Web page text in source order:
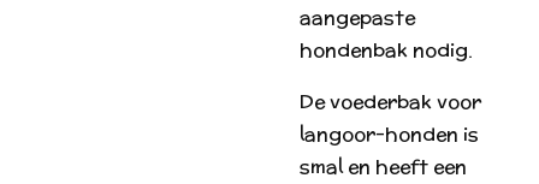
aangepaste
hondenbak nodig.
De voederbak voor
langoor-honden is
smal en heeft een